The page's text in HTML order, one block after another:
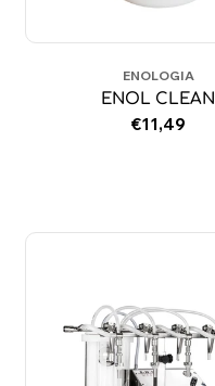
ENOLOGIA
ENOL CLEAN
Prezzo
€11,49